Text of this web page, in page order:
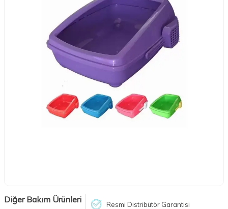
Diğer Bakım Ürünleri Resmi Distribütör Garantisi